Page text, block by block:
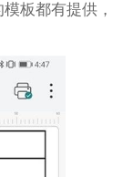
板都有提供，